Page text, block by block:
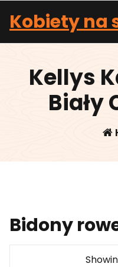
content
Kobiety na
Kellys
Biały
Bidony